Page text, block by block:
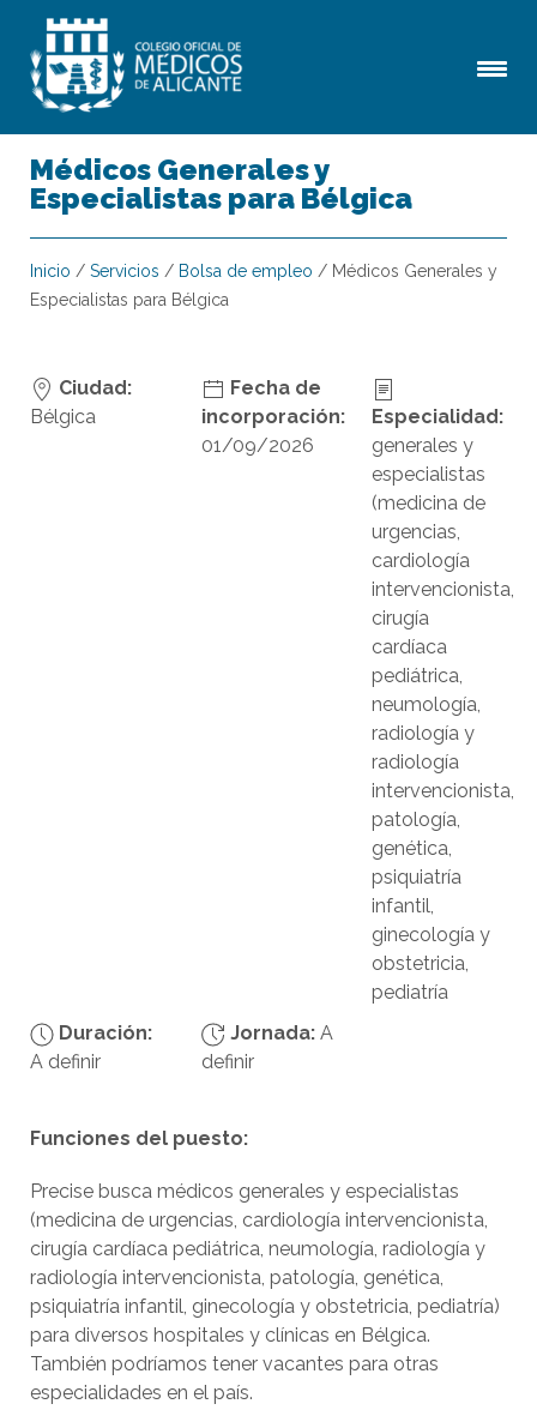
Médicos Generales y
Especialistas para Bélgica
Inicio / Servicios / Bolsa de empleo / Médicos Generales y
Especialistas para Bélgica
Ciudad:
Bélgica
Fecha de
incorporación:
01/09/2026
Especialidad:
generales y
especialistas
(medicina de
urgencias,
cardiología
intervencionista,
cirugía
cardíaca
pediátrica,
neumología,
radiología y
radiología
intervencionista,
patología,
genética,
psiquiatría
infantil,
ginecología y
obstetricia,
pediatría
Duración:
A definir
Jornada: A
definir
Funciones del puesto:
Precise busca médicos generales y especialistas
(medicina de urgencias, cardiología intervencionista,
cirugía cardíaca pediátrica, neumología, radiología y
radiología intervencionista, patología, genética,
psiquiatría infantil, ginecología y obstetricia, pediatría)
para diversos hospitales y clínicas en Bélgica.
También podríamos tener vacantes para otras
especialidades en el país.